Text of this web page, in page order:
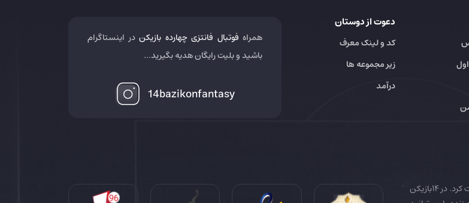
دعوت از دوستان
کد و لینک معرف
زیر مجموعه ها
درآمد
همراه فوتبال فانتزی چهارده بازیکن در اینستاگرام
باشید و بلیت رایگان هدیه بگیرید...
14bazikonfantasy
14بازیکن به عنوان رسانه تخصصی فوتبال ایران و جهان در سال 1396 آغاز به فعالیت کرد. در 14بازیکن